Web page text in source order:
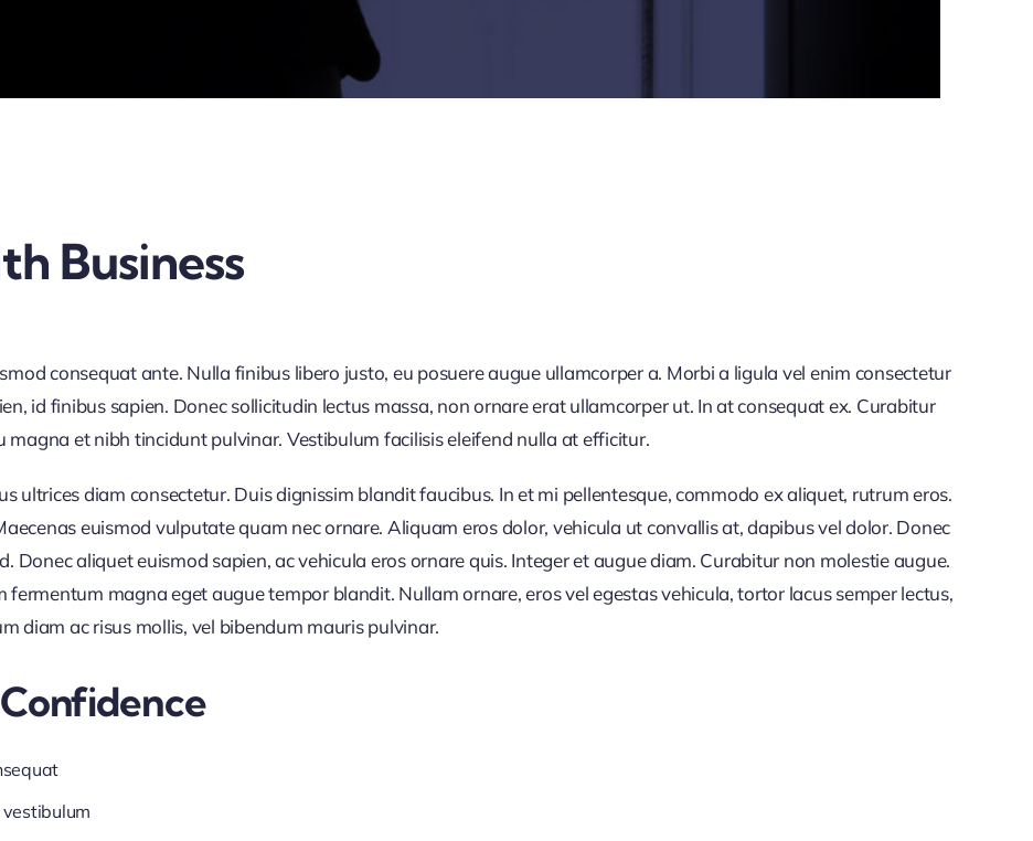
Business
consequat ante. Nulla finibus libero justo, eu posuere augue ullamcorper a. Morbi a ligula vel enim consectetur
id finibus sapien. Donec sollicitudin lectus massa, non ornare erat ullamcorper ut. In at consequat ex. Curabitur
et nibh tincidunt pulvinar. Vestibulum facilisis eleifend nulla at efficitur.
ultrices diam consectetur. Duis dignissim blandit faucibus. In et mi pellentesque, commodo ex aliquet, rutrum eros.
euismod vulputate quam nec ornare. Aliquam eros dolor, vehicula ut convallis at, dapibus vel dolor. Donec
Donec aliquet euismod sapien, ac vehicula eros ornare quis. Integer et augue diam. Curabitur non molestie augue.
magna eget augue tempor blandit. Nullam ornare, eros vel egestas vehicula, tortor lacus semper lectus,
diam ac risus mollis, vel bibendum mauris pulvinar.